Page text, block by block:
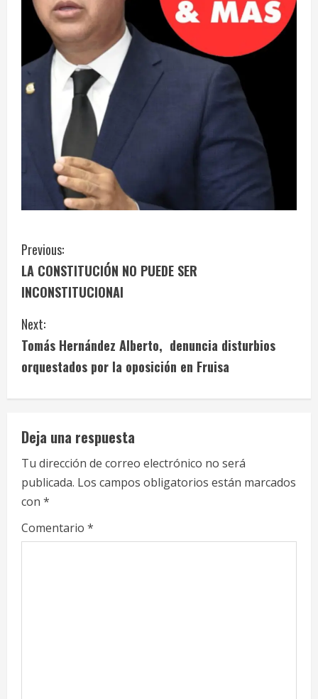
C
o
n
t
i
n
u
e
R
e
a
Previous:
LA CONSTITUCIÓN NO PUEDE SER
INCONSTITUCIONAl
Next:
Tomás Hernández Alberto, denuncia disturbios
orquestados por la oposición en Fruisa
Deja una respuesta
Tu dirección de correo electrónico no será
publicada. Los campos obligatorios están marcados
con *
Comentario *